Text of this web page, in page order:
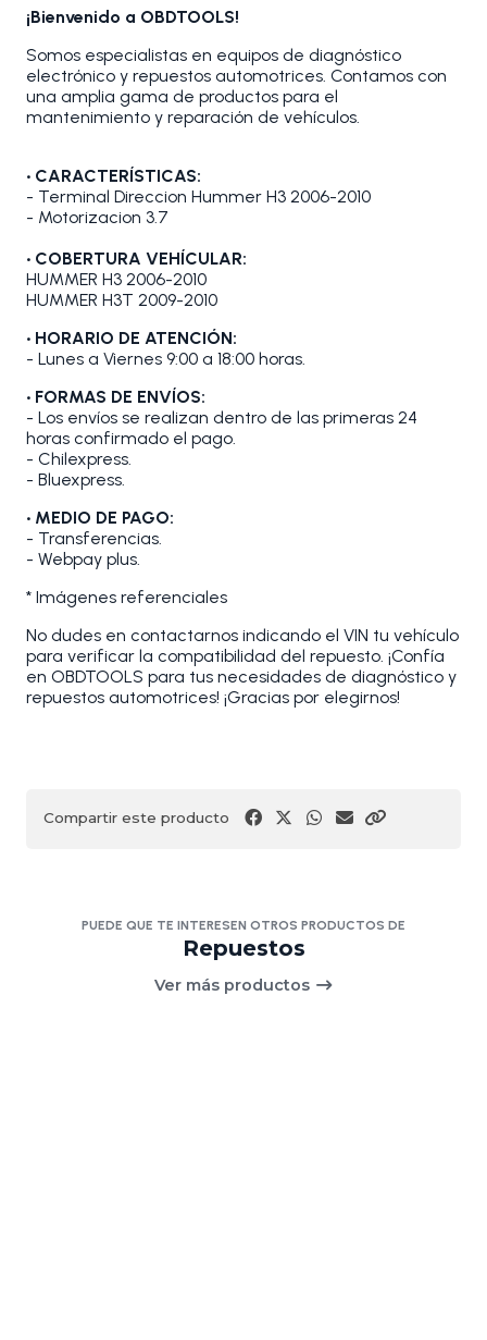
¡Bienvenido a OBDTOOLS!
Somos especialistas en equipos de diagnóstico
electrónico y repuestos automotrices. Contamos con
una amplia gama de productos para el
mantenimiento y reparación de vehículos.
• CARACTERÍSTICAS:
- Terminal Direccion Hummer H3 2006-2010
- Motorizacion 3.7
• COBERTURA VEHÍCULAR:
HUMMER H3 2006-2010
HUMMER H3T 2009-2010
• HORARIO DE ATENCIÓN:
- Lunes a Viernes 9:00 a 18:00 horas.
• FORMAS DE ENVÍOS:
- Los envíos se realizan dentro de las primeras 24
horas confirmado el pago.
- Chilexpress.
- Bluexpress.
• MEDIO DE PAGO:
- Transferencias.
- Webpay plus.
* Imágenes referenciales
No dudes en contactarnos indicando el VIN tu vehículo
para verificar la compatibilidad del repuesto. ¡Confía
en OBDTOOLS para tus necesidades de diagnóstico y
repuestos automotrices! ¡Gracias por elegirnos!
Compartir este producto
PUEDE QUE TE INTERESEN OTROS PRODUCTOS DE
Repuestos
Ver más productos